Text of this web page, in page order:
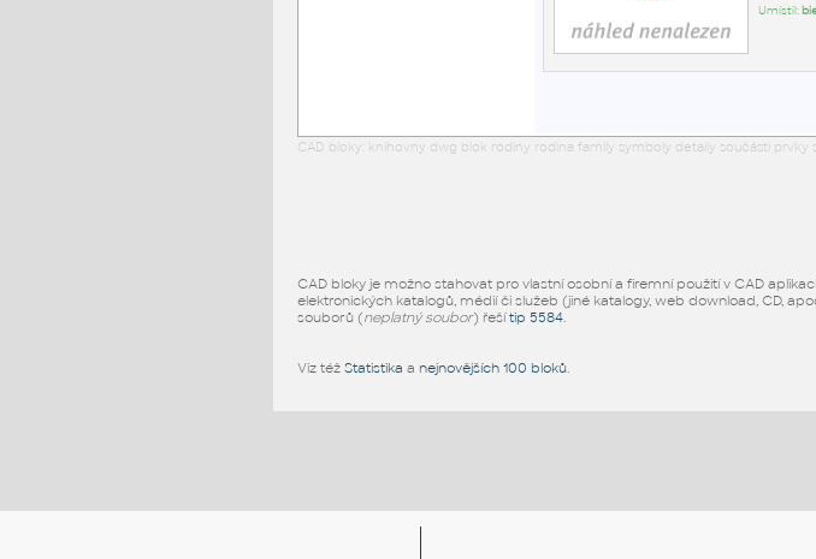
Umístil:
CAD bloky: knihovny dwg blok rodiny rodina family symboly detaily součásti
CAD bloky je možno stahovat pro vlastní osobní a firemní použití v CAD
elektronických katalogů, médií či služeb (jiné katalogy, web download, CD,
souborů (neplatný soubor) řešítip 5584.
Viz též Statistika a nejnovějších 100 bloků.